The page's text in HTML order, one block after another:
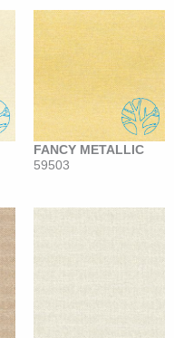
FANCY METALLIC
59503